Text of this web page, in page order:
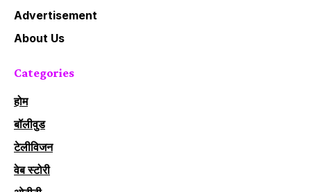
Advertisement
About Us
Categories
होम
बॉलीवुड
टेलीविजन
वेब स्टोरी